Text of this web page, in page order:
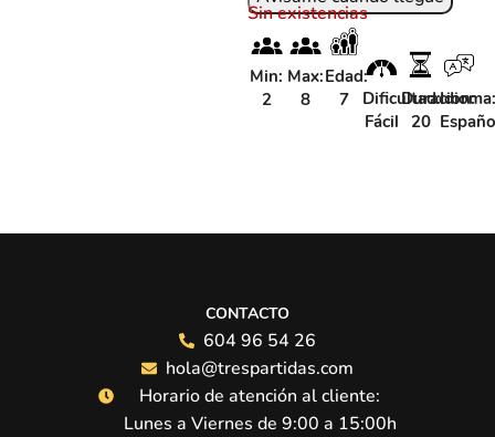
Sin existencias
Min:
2
Max:
8
Edad:
7
Dificultad:
Fácil
Duracion:
20
CONTACTO
604 96 54 26
hola@trespartidas.com
Horario de atención al cliente:
Lunes a Viernes de 9:00 a 15:00h